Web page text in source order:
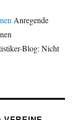
Anregende
Blog: Nicht